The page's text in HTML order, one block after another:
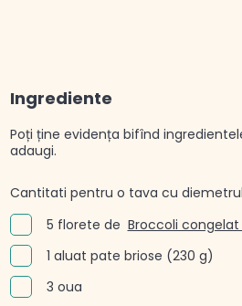
Ingrediente
Poți ține evidența bifînd
adaugi.
Cantitati pentru o tava cu
5 florete de Broccoli congelat
1 aluat pate briose (230 g)
3 oua